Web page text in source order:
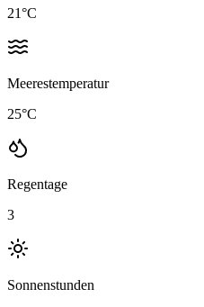
21°C
Meerestemperatur
25°C
Regentage
3
Sonnenstunden